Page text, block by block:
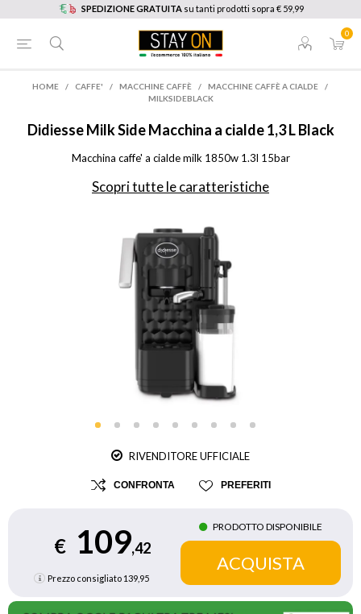
SPEDIZIONE GRATUITA su tanti prodotti sopra € 59,99
0
HOME / CAFFE' / MACCHINE CAFFÈ / MACCHINE CAFFÈ A CIALDE
/
MILKSIDEBLACK
Didiesse Milk Side Macchina a cialde 1,3 L Black
Macchina caffe' a cialde milk 1850w 1.3l 15bar
Scopri tutte le caratteristiche
RIVENDITORE UFFICIALE
CONFRONTA PREFERITI
€ 109,42
Prezzo consigliato 139,95
PRODOTTO DISPONIBILE